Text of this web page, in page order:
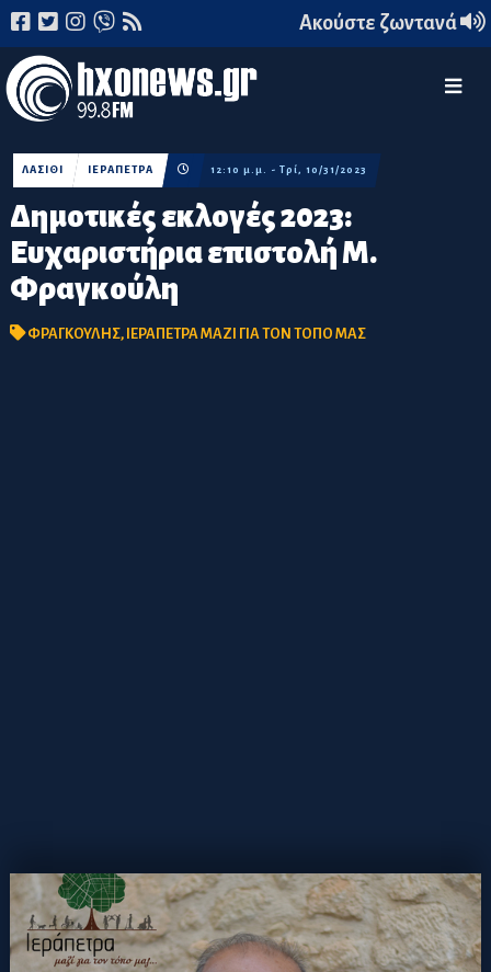
Ακούστε ζωντανά
Δημοτικές εκλογές 2023:
Ευχαριστήρια επιστολή Μ.
Φραγκούλη
ΛΑΣΙΘΙ ΙΕΡΑΠΕΤΡΑ 12:10 μ.μ. - Τρί, 10/31/2023
ΦΡΑΓΚΟΥΛΗΣ, ΙΕΡΑΠΕΤΡΑ ΜΑΖΙ ΓΙΑ ΤΟΝ ΤΟΠΟ ΜΑΣ